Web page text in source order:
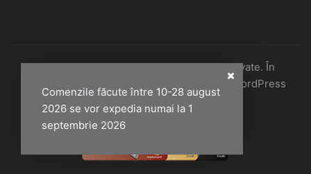
Comenzile făcute între 10-28 august
2026 se vor expedia numai la 1
septembrie 2026
Historiarum 2026 - Toate drepturile rezervate. În
colaborare cu Perfect Pixel & Mentenanță WordPress